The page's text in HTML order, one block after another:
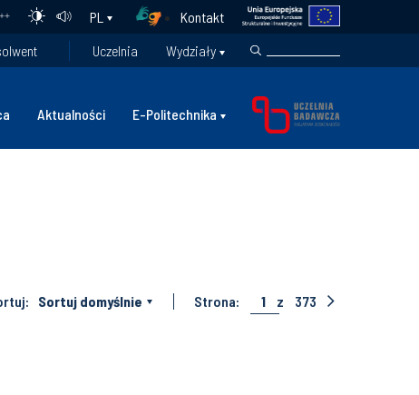
++ PL
Kontakt
Uczelnia Wydziały
Aktualności E-Politechnika
Sortuj domyślnie Strona: 1 z 373